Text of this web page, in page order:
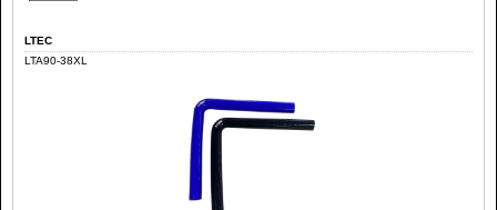
LTEC
LTA90-38XL